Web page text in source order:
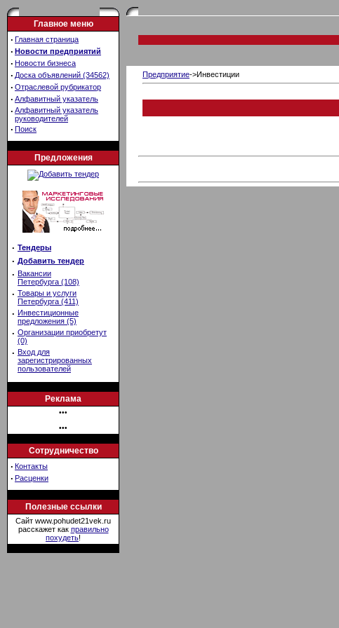
Главное меню
· Главная страница
· Новости предприятий
· Новости бизнеса
· Доска объявлений (34562)
· Отраслевой рубрикатор
· Алфавитный указатель
· Алфавитный указатель
руководителей
· Поиск
Предложения
· Тендеры
· Добавить тендер
· Вакансии
Петербурга (108)
· Товары и услуги
Петербурга (411)
· Инвестиционные
предложения (5)
· Организации приобретут
(0)
· Вход для
зарегистрированных
пользователей
Реклама
•••
•••
Сотрудничество
· Контакты
· Расценки
Полезные ссылки
Сайт www.pohudet21vek.ru
расскажет как правильно
похудеть!
Предприятие->Инвестиции